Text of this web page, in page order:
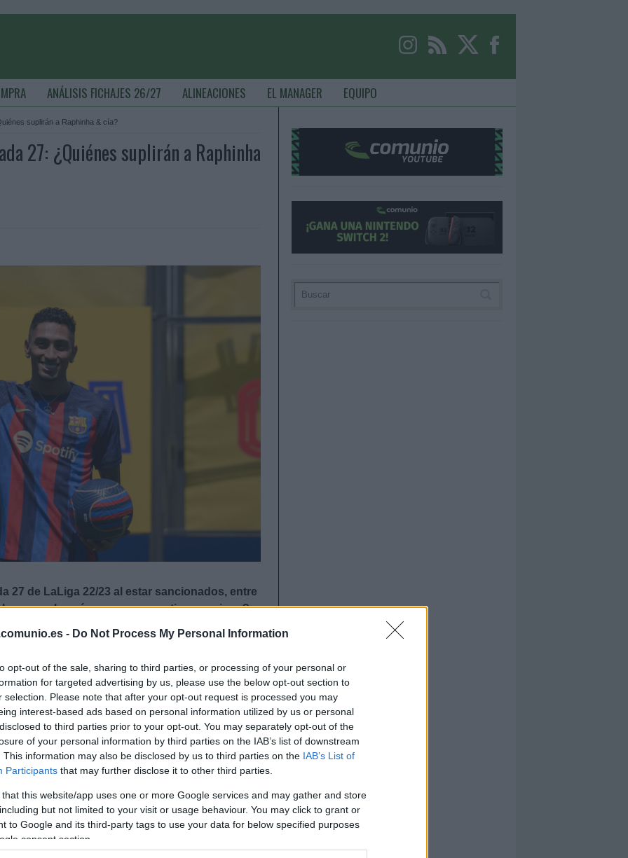
- Do Not Process My Personal Information
opt-out of the sale, sharing to third parties, or processing of your personal or
for targeted advertising by us, please use the below opt-out section to
selection. Please note that after your opt-out request is processed you may
interest-based ads based on personal information utilized by us or personal
to third parties prior to your opt-out. You may separately opt-out of the
of your personal information by third parties on the IAB’s list of downstream
This information may also be disclosed by us to third parties on the IAB’s List of
Participants that may further disclose it to other third parties.
that this website/app uses one or more Google services and may gather and store
but not limited to your visit or usage behaviour. You may click to grant or
to Google and its third-party tags to use your data for below specified purposes
consent section.
ANÁLISIS FICHAJES 26/27 ALINEACIONES EL MANAGER EQUIPO
suplirán a Raphinha & cía?
27: ¿Quiénes suplirán a Raphinha
27 de LaLiga 22/23 al estar sancionados, entre
reemplazarán en sus respectivos equipos?
al once
27 sin la presencia de Eguaras. El mediocentro
de amonestaciones y su sustituto será,
reapareció en el último partido.
para Ferran o Fati
de Raphinha para jugar en Elche, ya que el
en la jornada 26. El técnico blaugrana
No es nada descartable que ambos sean